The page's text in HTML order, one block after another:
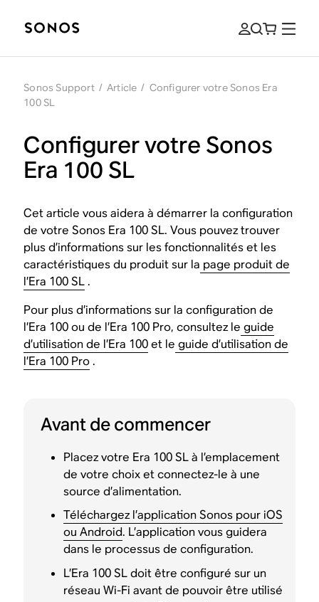
Sonos Support / Article / Configurer votre Sonos Era
100 SL
Configurer votre Sonos
Era 100 SL
Cet article vous aidera à démarrer la configuration
de votre Sonos Era 100 SL. Vous pouvez trouver
plus d’informations sur les fonctionnalités et les
caractéristiques du produit sur la page produit de
l’Era 100 SL.
Pour plus d’informations sur la configuration de
l’Era 100 ou de l’Era 100 Pro, consultez le guide
d’utilisation de l’Era 100et le guide d’utilisation de
l’Era 100 Pro.
Avant de commencer
Placez votre Era 100 SL à l’emplacement
de votre choix et connectez-le à une
source d’alimentation.
Téléchargez l’application Sonos pour iOS
ou Android. L’application vous guidera
dans le processus de configuration.
L’Era 100 SL doit être configuré sur un
réseau Wi-Fi avant de pouvoir être utilisé